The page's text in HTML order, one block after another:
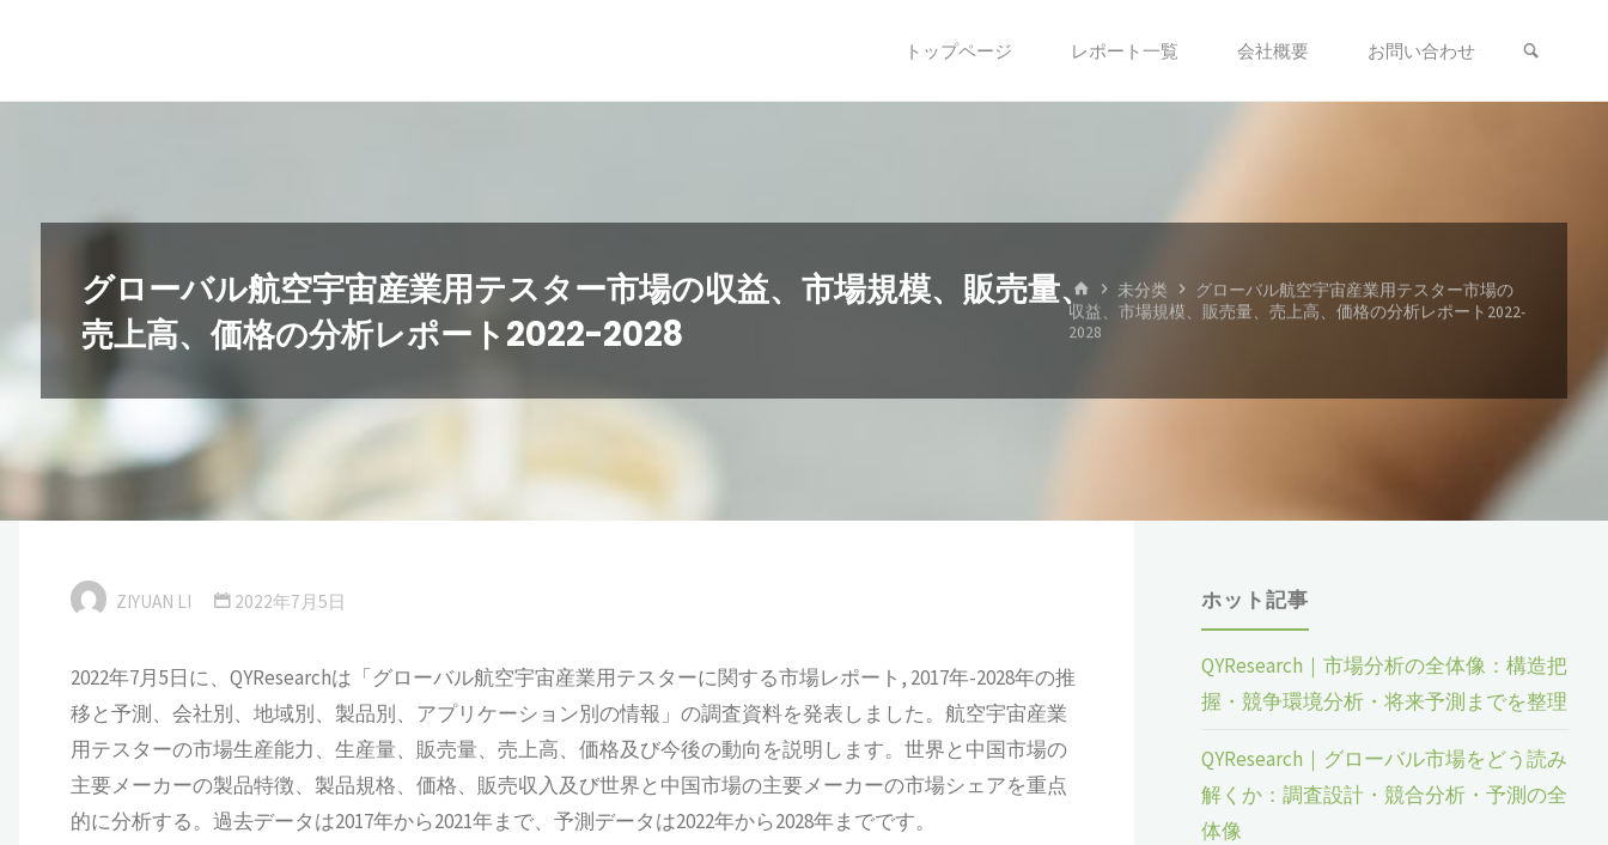
トップページ レポート一覧 会社概要 お問い合わせ
グローバル航空宇宙産業用テスター市場の収益、市場規模、販売量、
売上高、価格の分析レポート2022-2028
ホ
ー
ム
未分类
グローバル航空宇宙産業用テスター市場の
収益、市場規模、販売量、売上高、価格の分析レポート2022-
2028
ZIYUAN LI 2022年7月5日
2022年7月5日に、QYResearchは「グローバル航空宇宙産業用テスターに関する市場レポート, 2017年-2028年の推
移と予測、会社別、地域別、製品別、アプリケーション別の情報」の調査資料を発表しました。航空宇宙産業
用テスターの市場生産能力、生産量、販売量、売上高、価格及び今後の動向を説明します。世界と中国市場の
主要メーカーの製品特徴、製品規格、価格、販売収入及び世界と中国市場の主要メーカーの市場シェアを重点
的に分析する。過去データは2017年から2021年まで、予測データは2022年から2028年までです。
ホット記事
QYResearch｜市場分析の全体像：構造把
握・競争環境分析・将来予測までを整理
QYResearch｜グローバル市場をどう読み
解くか：調査設計・競合分析・予測の全
体像